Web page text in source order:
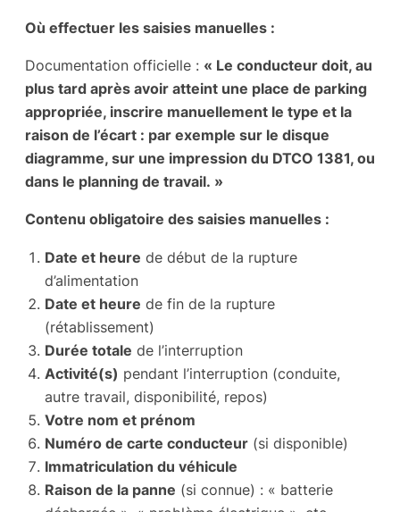
Où effectuer les saisies manuelles :
Documentation officielle : « Le conducteur doit, au
plus tard après avoir atteint une place de parking
appropriée, inscrire manuellement le type et la
raison de l’écart : par exemple sur le disque
diagramme, sur une impression du DTCO 1381, ou
dans le planning de travail. »
Contenu obligatoire des saisies manuelles :
Date et heure de début de la rupture
d’alimentation
Date et heure de fin de la rupture
(rétablissement)
Durée totale de l’interruption
Activité(s) pendant l’interruption (conduite,
autre travail, disponibilité, repos)
Votre nom et prénom
Numéro de carte conducteur (si disponible)
Immatriculation du véhicule
Raison de la panne (si connue) : « batterie